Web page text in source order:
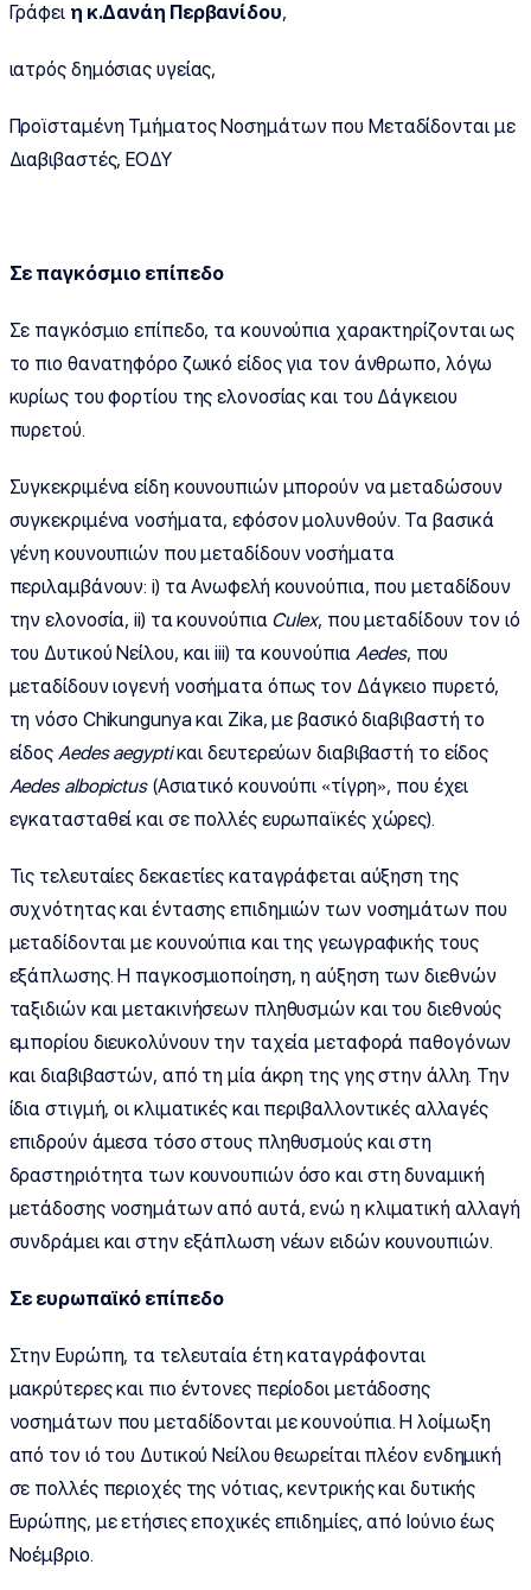
Γράφει η κ.Δανάη Περβανίδου,
ιατρός δημόσιας υγείας,
Προϊσταμένη Τμήματος Νοσημάτων που Μεταδίδονται με
Διαβιβαστές, ΕΟΔΥ
Σε παγκόσμιο επίπεδο
Σε παγκόσμιο επίπεδο, τα κουνούπια χαρακτηρίζονται ως
το πιο θανατηφόρο ζωικό είδος για τον άνθρωπο, λόγω
κυρίως του φορτίου της ελονοσίας και του Δάγκειου
πυρετού.
Συγκεκριμένα είδη κουνουπιών μπορούν να μεταδώσουν
συγκεκριμένα νοσήματα, εφόσον μολυνθούν. Τα βασικά
γένη κουνουπιών που μεταδίδουν νοσήματα
περιλαμβάνουν: i) τα Ανωφελή κουνούπια, που μεταδίδουν
την ελονοσία, ii) τα κουνούπια Culex, που μεταδίδουν τον ιό
του Δυτικού Νείλου, και iii) τα κουνούπιαAedes, που
μεταδίδουν ιογενή νοσήματα όπως τον Δάγκειο πυρετό,
τη νόσο Chikungunya και Zika, με βασικό διαβιβαστή το
είδος Aedes aegyptiκαι δευτερεύων διαβιβαστή το είδος
Aedes albopictus(Ασιατικό κουνούπι «τίγρη», που έχει
εγκατασταθεί και σε πολλές ευρωπαϊκές χώρες).
Τις τελευταίες δεκαετίες καταγράφεται αύξηση της
συχνότητας και έντασης επιδημιών των νοσημάτων που
μεταδίδονται με κουνούπια και της γεωγραφικής τους
εξάπλωσης. Η παγκοσμιοποίηση, η αύξηση των διεθνών
ταξιδιών και μετακινήσεων πληθυσμών και του διεθνούς
εμπορίου διευκολύνουν την ταχεία μεταφορά παθογόνων
και διαβιβαστών, από τη μία άκρη της γης στην άλλη. Την
ίδια στιγμή, οι κλιματικές και περιβαλλοντικές αλλαγές
επιδρούν άμεσα τόσο στους πληθυσμούς και στη
δραστηριότητα των κουνουπιών όσο και στη δυναμική
μετάδοσης νοσημάτων από αυτά, ενώ η κλιματική αλλαγή
συνδράμει και στην εξάπλωση νέων ειδών κουνουπιών.
Σε ευρωπαϊκό επίπεδο
Στην Ευρώπη, τα τελευταία έτη καταγράφονται
μακρύτερες και πιο έντονες περίοδοι μετάδοσης
νοσημάτων που μεταδίδονται με κουνούπια. Η λοίμωξη
από τον ιό του Δυτικού Νείλου θεωρείται πλέον ενδημική
σε πολλές περιοχές της νότιας, κεντρικής και δυτικής
Ευρώπης, με ετήσιες εποχικές επιδημίες, από Ιούνιο έως
Νοέμβριο.